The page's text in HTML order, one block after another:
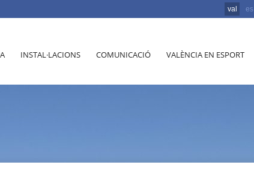
val es
INSTAL·LACIONS COMUNICACIÓ VALÈNCIA EN ESPORT